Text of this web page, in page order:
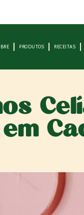
de 150
PRODUTOS RECEITAS